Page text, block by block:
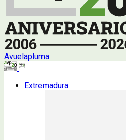
Avuelapluma
Extremadura